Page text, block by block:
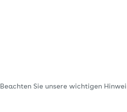
Beachten Sie unsere wichtigen